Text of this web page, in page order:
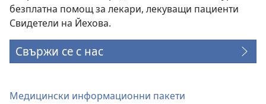
безплатна помощ за лекари, лекуващи пациенти
Свидетели на Йехова.
Свържи се с нас
Медицински информационни пакети